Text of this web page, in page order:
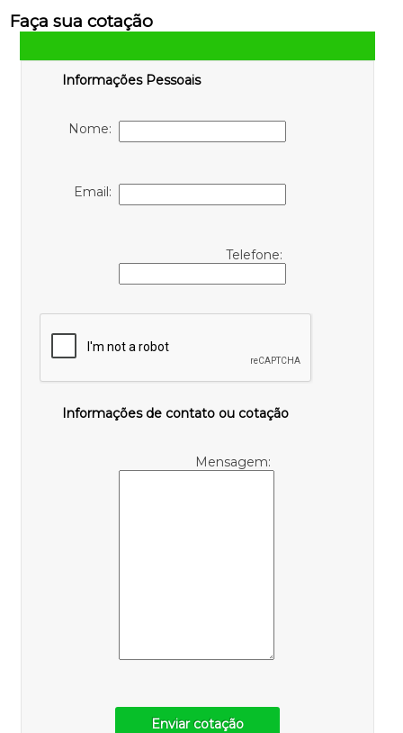
Faça sua cotação
Informações Pessoais
Nome:
Email:
Telefone:
Informações de contato ou cotação
Mensagem:
Enviar cotação